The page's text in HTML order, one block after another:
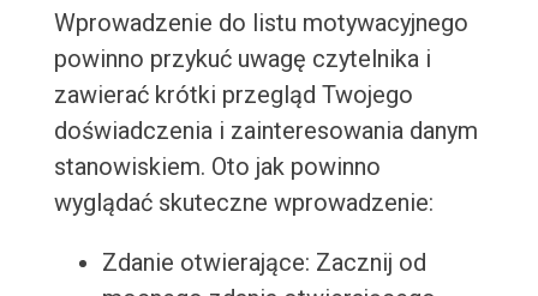
Wprowadzenie do listu motywacyjnego
powinno przykuć uwagę czytelnika i
zawierać krótki przegląd Twojego
doświadczenia i zainteresowania danym
stanowiskiem. Oto jak powinno
wyglądać skuteczne wprowadzenie:
Zdanie otwierające: Zacznij od